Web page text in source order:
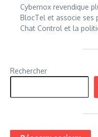
Cybernox revendique
BlocTel et associe ses
Chat Control et la
Rechercher